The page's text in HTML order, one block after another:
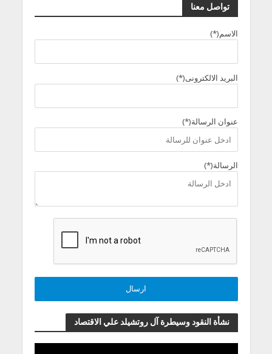
تواصل معنا
الاسم(*)
البريد الالكترونى(*)
عنوان الرسالة(*)
الرسالة(*)
نشأة النقود وسيطرة آل روتشيلد علي الاقتصاد